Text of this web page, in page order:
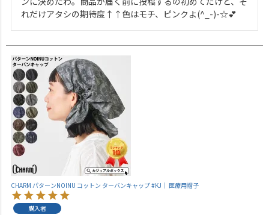
れだけアタシの期待度↑↑色はモチ、ピンクよ(^_-)-☆💕
CHARM パターンNOINU コットン ターバンキャップ #KJ｜ 医療用帽子
購入者